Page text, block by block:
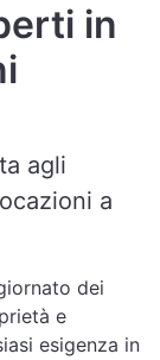
in
agli
a
dei
e
esigenza in